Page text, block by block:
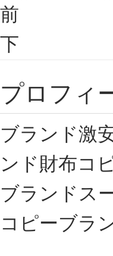
前
下
プロフィ
ブランド激
ンド財布コ
ブランドス
コピーブラ